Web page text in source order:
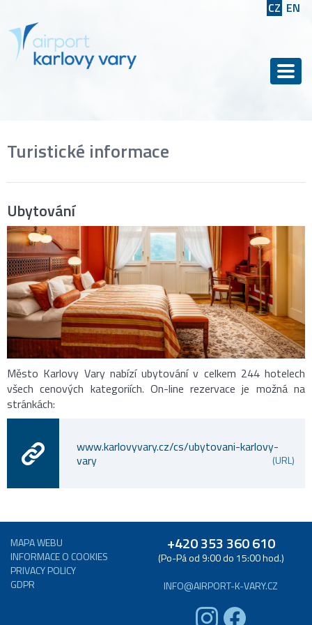
CZ EN
Turistické informace
Ubytování
Město Karlovy Vary nabízí ubytování v celkem 244 hotelech
všech cenových kategoriích. On-line rezervace je možná na
stránkách:
www.karlovyvary.cz/cs/ubytovani-karlovy-
vary
(URL)
MAPA WEBU
INFORMACE O COOKIES
PRIVACY POLICY
GDPR
+420 353 360 610
(Po-Pá od 9:00 do 15:00 hod.)
INFO@AIRPORT-K-VARY.CZ